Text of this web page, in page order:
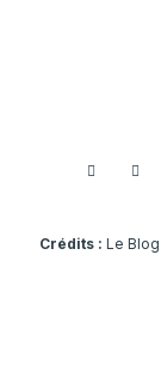
Crédits : Le